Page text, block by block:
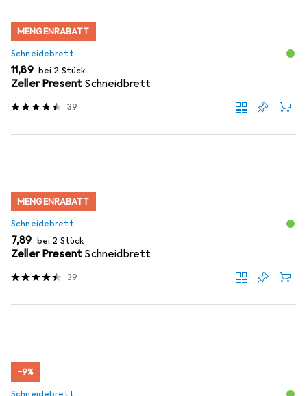
MENGENRABATT
Schneidebrett
EUR
11,89 bei 2 Stück
Zeller Present Schneidbrett
39
MENGENRABATT
Schneidebrett
EUR
7,89 bei 2 Stück
Zeller Present Schneidbrett
39
−9%